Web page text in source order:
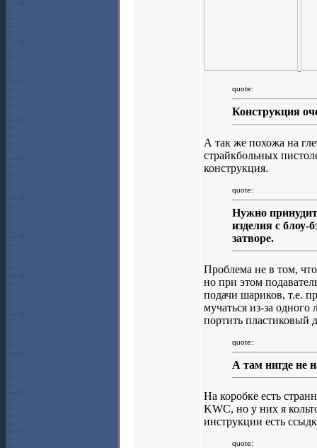
quote:
Конструкция
А так же похожа на
страйкбольных
конструкция.
quote:
Нужно
изделия с блоу-
затворе.
Проблема не в том,
но при этом
подачи шариков, т.е.
мучаться из-за
портить пластиковый
quote:
А там нигде не
На коробке есть
KWC, но у них я
инструкции есть
quote: